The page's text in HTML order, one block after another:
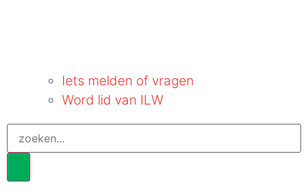
Iets melden of vragen
Word lid van ILW